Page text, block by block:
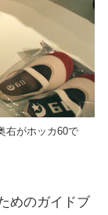
右がホッカ60で
めのガイドブ